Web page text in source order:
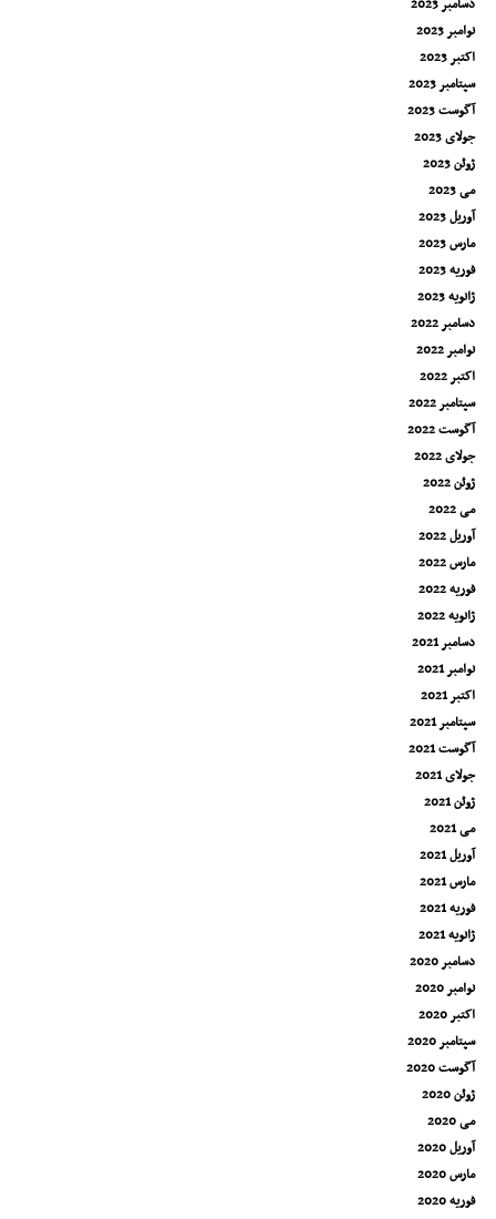
دسامبر 2023
نوامبر 2023
اکتبر 2023
سپتامبر 2023
آگوست 2023
جولای 2023
ژوئن 2023
می 2023
آوریل 2023
مارس 2023
فوریه 2023
ژانویه 2023
دسامبر 2022
نوامبر 2022
اکتبر 2022
سپتامبر 2022
آگوست 2022
جولای 2022
ژوئن 2022
می 2022
آوریل 2022
مارس 2022
فوریه 2022
ژانویه 2022
دسامبر 2021
نوامبر 2021
اکتبر 2021
سپتامبر 2021
آگوست 2021
جولای 2021
ژوئن 2021
می 2021
آوریل 2021
مارس 2021
فوریه 2021
ژانویه 2021
دسامبر 2020
نوامبر 2020
اکتبر 2020
سپتامبر 2020
آگوست 2020
ژوئن 2020
می 2020
آوریل 2020
مارس 2020
فوریه 2020